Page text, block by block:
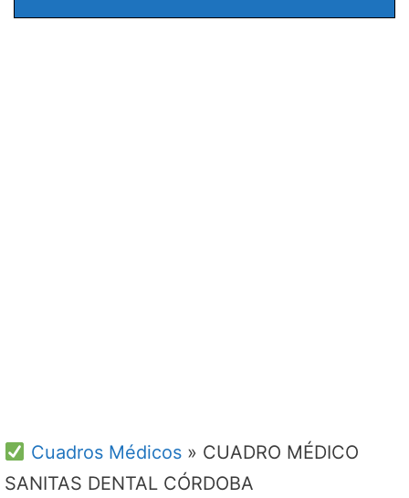
Cuadros Médicos» CUADRO MÉDICO
SANITAS DENTAL CÓRDOBA